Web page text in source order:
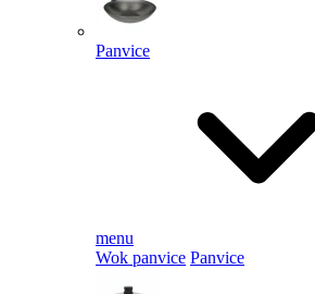
Panvice
menu
Wok panvice Panvice